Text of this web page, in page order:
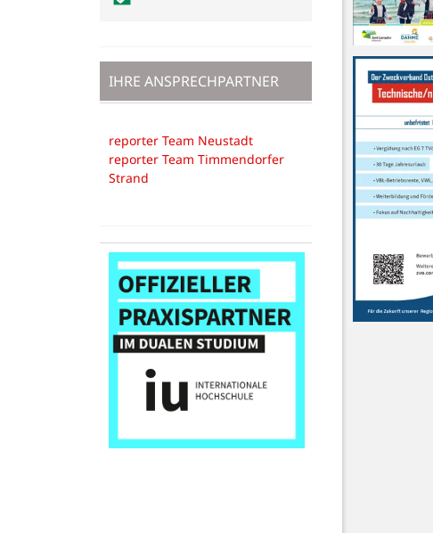
IHRE ANSPRECHPARTNER
reporter Team Neustadt
reporter Team Timmendorfer
Strand